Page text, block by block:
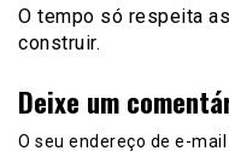
O tempo só respeita
construir.
Deixe um
O seu endereço de e-